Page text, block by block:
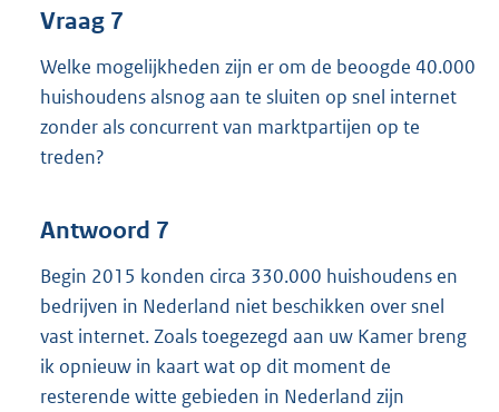
Vraag 7
Welke mogelijkheden zijn er om de beoogde 40.000
huishoudens alsnog aan te sluiten op snel internet
zonder als concurrent van marktpartijen op te
treden?
Antwoord 7
Begin 2015 konden circa 330.000 huishoudens en
bedrijven in Nederland niet beschikken over snel
vast internet. Zoals toegezegd aan uw Kamer breng
ik opnieuw in kaart wat op dit moment de
resterende witte gebieden in Nederland zijn